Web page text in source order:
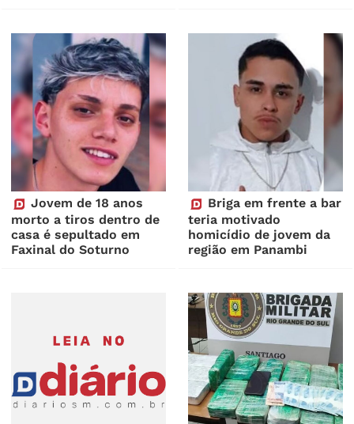
Jovem de 18 anos
morto a tiros dentro de
casa é sepultado em
Faxinal do Soturno
Briga em frente a bar
teria motivado
homicídio de jovem da
região em Panambi